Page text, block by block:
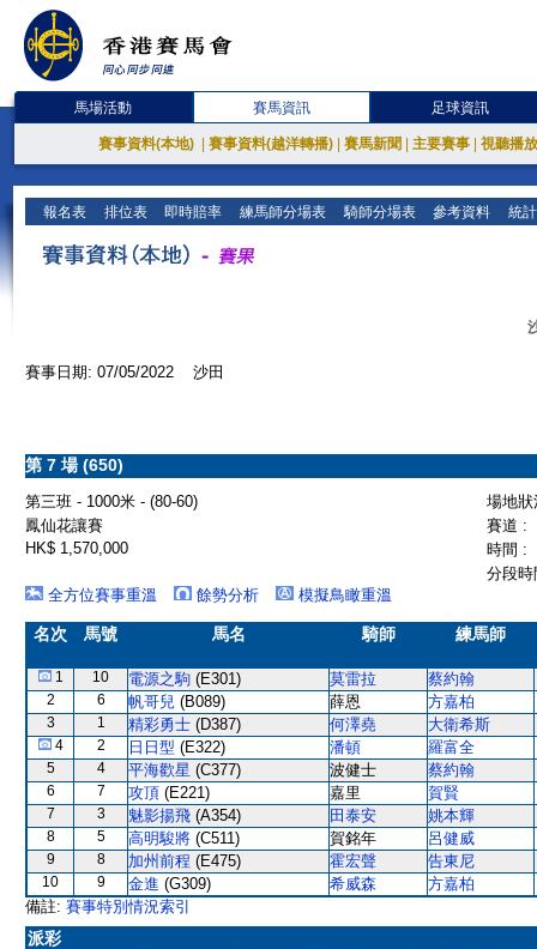
馬場活動 賽馬資訊 足球資訊
賽事資料(本地) 賽事資料(越洋轉播) 賽馬新聞 主要賽事 視聽播
報名表 排位表 即時賠率 練馬師分場表 騎師分場表 參考資料 統
賽事日期: 07/05/2022 沙田
第 7 場 (650)
第三班 - 1000米 - (80-60)
場地
鳳仙花讓賽
賽道 :
HK$ 1,570,000
時間 :
分段
全方位賽事重溫
餘勢分析 模擬鳥瞰重溫
名次 馬號 馬名 騎師 練馬師
1 10 電源之駒 (E301) 莫雷拉 蔡約翰
2 6 帆哥兒 (B089) 薛恩 方嘉柏
3 1 精彩勇士 (D387) 何澤堯 大衛希斯
4 2 日日型 (E322) 潘頓 羅富全
5 4 平海歡星 (C377) 波健士 蔡約翰
6 7 攻頂 (E221) 嘉里 賀賢
7 3 魅影揚飛 (A354) 田泰安 姚本輝
8 5 高明駿將 (C511) 賀銘年 呂健威
9 8 加州前程 (E475) 霍宏聲 告東尼
10 9 金進 (G309) 希威森
方嘉柏
備註: 賽事特別情況索引
派彩